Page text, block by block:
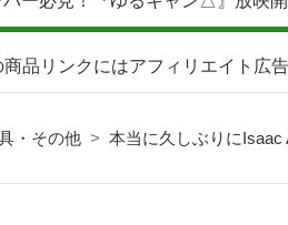
品リンクにはアフィリエイト広告
・その他 > 本当に久しぶりにIsaac